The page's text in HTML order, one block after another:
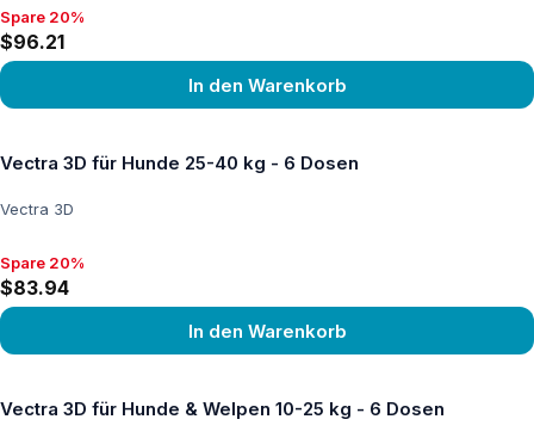
Spare 20%, $96.21
Spare 20%
$96.21
In den Warenkorb
Vectra 3D für Hunde 25-40 kg - 6 Dosen
Vectra 3D
Spare 20%, $83.94
Spare 20%
$83.94
In den Warenkorb
Vectra 3D für Hunde & Welpen 10-25 kg - 6 Dosen